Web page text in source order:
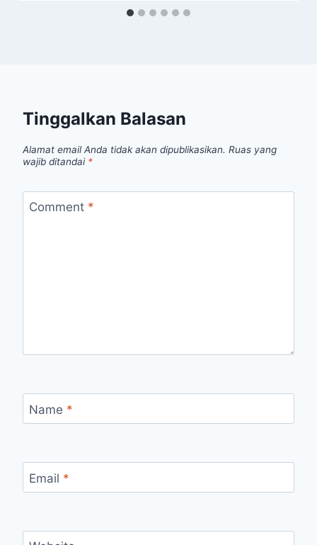
Tinggalkan Balasan
Alamat email Anda tidak akan dipublikasikan. Ruas yang
wajib ditandai *
Comment *
Name *
Email *